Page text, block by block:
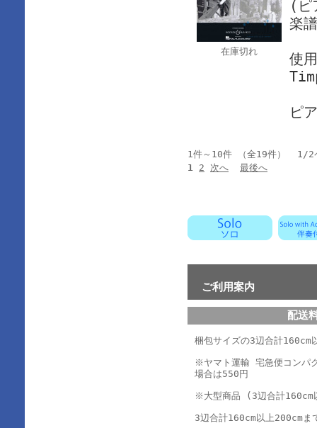
在庫切れ
(ピ
楽
使
ピ
1件～10件 （全19件） 1/2
1 2 次へ 最後へ
ご利用案内
配送
梱包サイズの3辺合計
※ヤマト運輸 宅急便コンパ
場合は550円
※大型商品 (3辺合計160cm
3辺合計160cm以上200cm